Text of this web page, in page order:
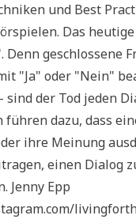
und Best
Das
geschlossene
"Ja" oder "Nein"
sind der Tod jeden
führen dazu, dass
ihre Meinung
einen Dialog
Jenny Epp